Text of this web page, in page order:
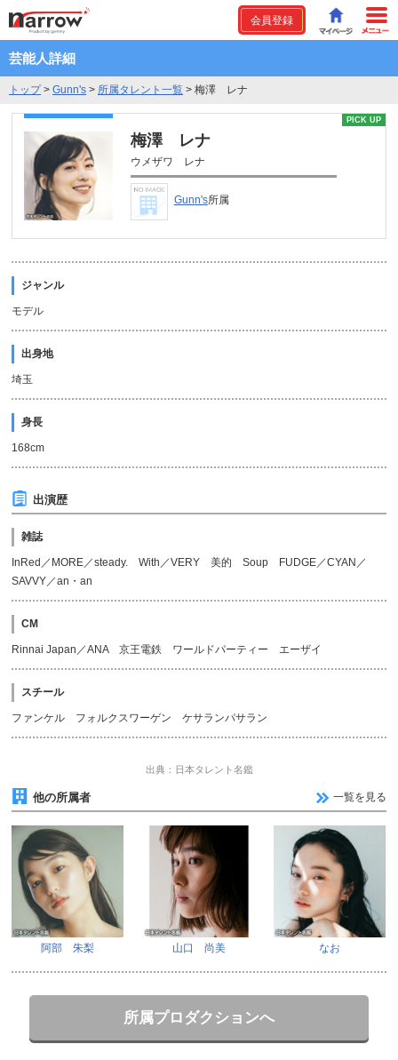
会員登録
芸能人詳細
トップ> Gunn's > 所属タレント一覧 > 梅澤 レナ
PICK UP
梅澤 レナ
ウメザワ レナ
Gunn's所属
ジャンル
モデル
出身地
埼玉
身長
168cm
出演歴
雑誌
InRed／MORE／steady. With／VERY 美的 Soup FUDGE／CYAN／
SAVVY／an・an
CM
Rinnai Japan／ANA 京王電鉄 ワールドパーティー エーザイ
スチール
ファンケル フォルクスワーゲン ケサランパサラン
出典：日本タレント名鑑
他の所属者 一覧を見る
阿部 朱梨 山口 尚美 なお
所属プロダクションへ